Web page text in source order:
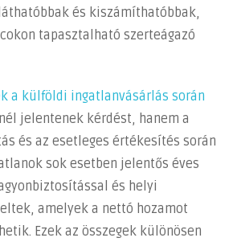
és kiszámíthatóbbak,
tapasztalható szerteágazó
a külföldi ingatlanvásárlás során
jelentenek kérdést, hanem a
és az esetleges értékesítés során
sok esetben jelentős éves
és helyi
amelyek a nettó hozamot
Ezek az összegek különösen